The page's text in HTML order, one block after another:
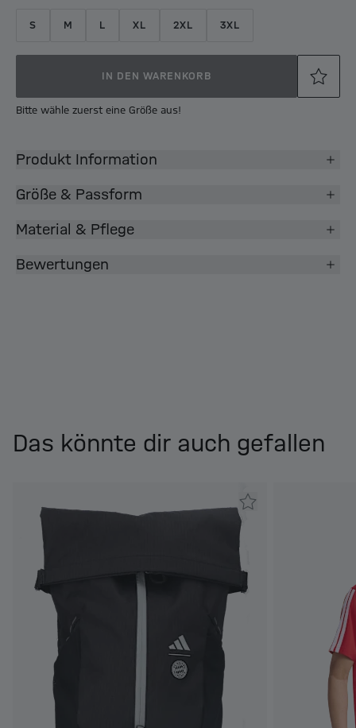
S M L XL 2XL 3XL
IN DEN WARENKORB
Bitte wähle zuerst eine Größe aus!
Produkt Information
Größe & Passform
Material & Pflege
Bewertungen
Das könnte dir auch gefallen